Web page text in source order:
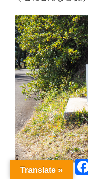
Translate »